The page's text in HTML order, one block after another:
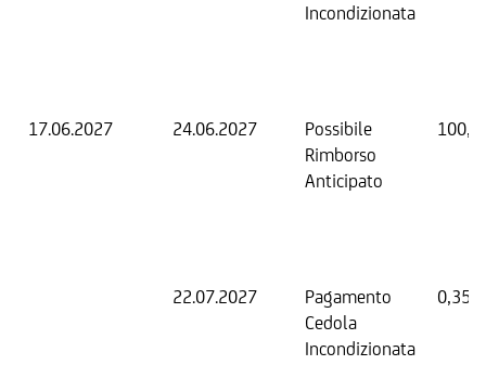
Incondizionata
17.06.2027 24.06.2027
Possibile
Rimborso
Anticipato
22.07.2027
Pagamento
Cedola
Incondizionata
0,35